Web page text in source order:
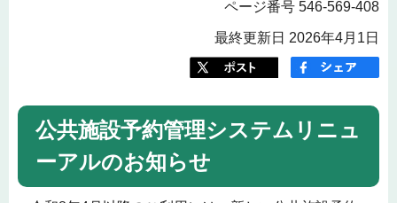
ページ番号 546-569-408
最終更新日 2026年4月1日
公共施設予約管理システムリニュ
ーアルのお知らせ